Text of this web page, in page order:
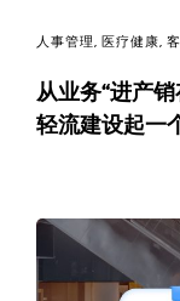
人事管理, 医疗健康,
从业务“进产
轻流建设起一